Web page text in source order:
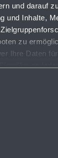
und darauf
und Inhalte,
zu
Ihre Daten
widerrufen
Ihre
Scannen